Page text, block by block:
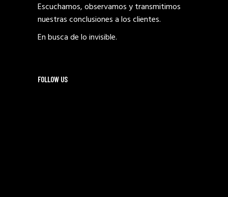
Escuchamos, observamos y transmitimos
nuestras conclusiones a los clientes.
En busca de lo invisible.
FOLLOW US